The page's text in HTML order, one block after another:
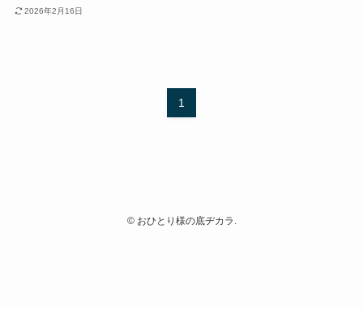
2026年2月16日
1
©おひとり様の底ヂカラ.